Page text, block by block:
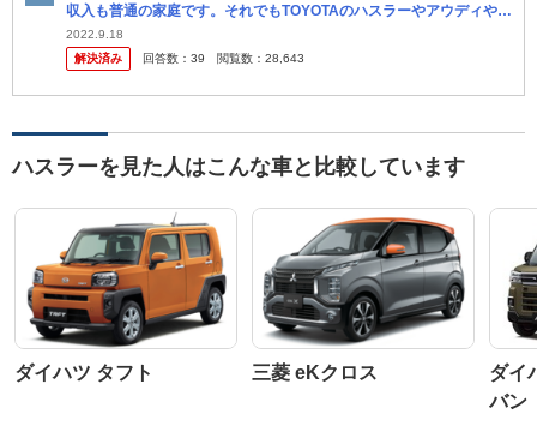
収入も普通の家庭です。それでもTOYOTAのハスラーやアウディやV
OLVOなどの外国車が溢れていますよね。それだけ収入が多い方が
多...
2022.9.18
解決済み
回答数： 39 閲覧数： 28,643
ハスラーを見た人はこんな車と比較しています
ダイハツ タフト 三菱 eKクロス
ダイ
バン